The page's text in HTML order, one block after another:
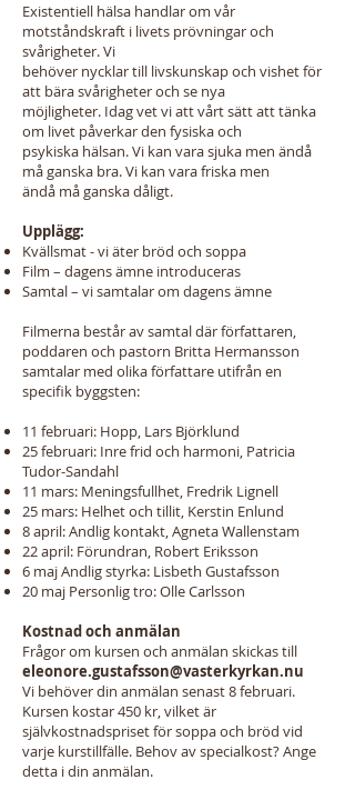
Existentiell hälsa handlar om vår
motståndskraft i livets prövningar och
svårigheter. Vi
behöver nycklar till livskunskap och vishet för
att bära svårigheter och se nya
möjligheter. Idag vet vi att vårt sätt att tänka
om livet påverkar den fysiska och
psykiska hälsan. Vi kan vara sjuka men ändå
må ganska bra. Vi kan vara friska men
ändå må ganska dåligt.
Upplägg:
Kvällsmat - vi äter bröd och soppa
Film – dagens ämne introduceras
Samtal – vi samtalar om dagens ämne
Filmerna består av samtal där författaren,
poddaren och pastorn Britta Hermansson
samtalar med olika författare utifrån en
specifik byggsten:
11 februari: Hopp, Lars Björklund
25 februari: Inre frid och harmoni, Patricia
Tudor-Sandahl
11 mars: Meningsfullhet, Fredrik Lignell
25 mars: Helhet och tillit, Kerstin Enlund
8 april: Andlig kontakt, Agneta Wallenstam
22 april: Förundran, Robert Eriksson
6 maj Andlig styrka: Lisbeth Gustafsson
20 maj Personlig tro: Olle Carlsson
Kostnad och anmälan
Frågor om kursen och anmälan skickas till
eleonore.gustafsson@vasterkyrkan.nu
Vi behöver din anmälan senast 8 februari.
Kursen kostar 450 kr, vilket är
självkostnadspriset för soppa och bröd vid
varje kurstillfälle. Behov av specialkost? Ange
detta i din anmälan.